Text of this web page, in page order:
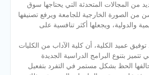
من المجالات المتحدثة التي يحتاجها سوق
من الصورة الخارجية للجامعة ويرفع تصنيفها
والدولية، ويجعلها أكثر تنافسية على
عميد الكلية، أن كلية الآداب من الكليات
تتميز بتنوع البرامج الدراسية الجديدة
الحظ بشكل مستمر في التفرد بتفعيل